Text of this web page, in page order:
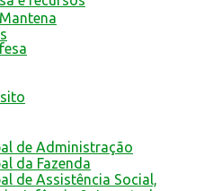
de Administração
da Fazenda
de Assistência Social,